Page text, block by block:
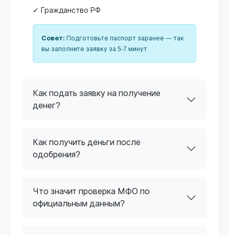
✓ Гражданство РФ
Совет: Подготовьте паспорт заранее — так
вы заполните заявку за 5-7 минут
Как подать заявку на получение
денег?
Как получить деньги после
одобрения?
Что значит проверка МФО по
официальным данным?